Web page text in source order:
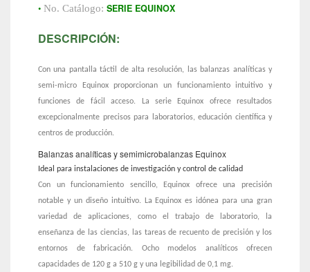
• No. Catálogo: SERIE EQUINOX
DESCRIPCIÓN:
Con una pantalla táctil de alta resolución, las balanzas analíticas y
semi-micro Equinox proporcionan un funcionamiento intuitivo y
funciones de fácil acceso. La serie Equinox ofrece resultados
excepcionalmente precisos para laboratorios, educación científica y
centros de producción.
Balanzas analíticas y semimicrobalanzas Equinox
Ideal para instalaciones de investigación y control de calidad
Con un funcionamiento sencillo, Equinox ofrece una precisión
notable y un diseño intuitivo. La Equinox es idónea para una gran
variedad de aplicaciones, como el trabajo de laboratorio, la
enseñanza de las ciencias, las tareas de recuento de precisión y los
entornos de fabricación. Ocho modelos analíticos ofrecen
capacidades de 120 g a 510 g y una legibilidad de 0,1 mg.